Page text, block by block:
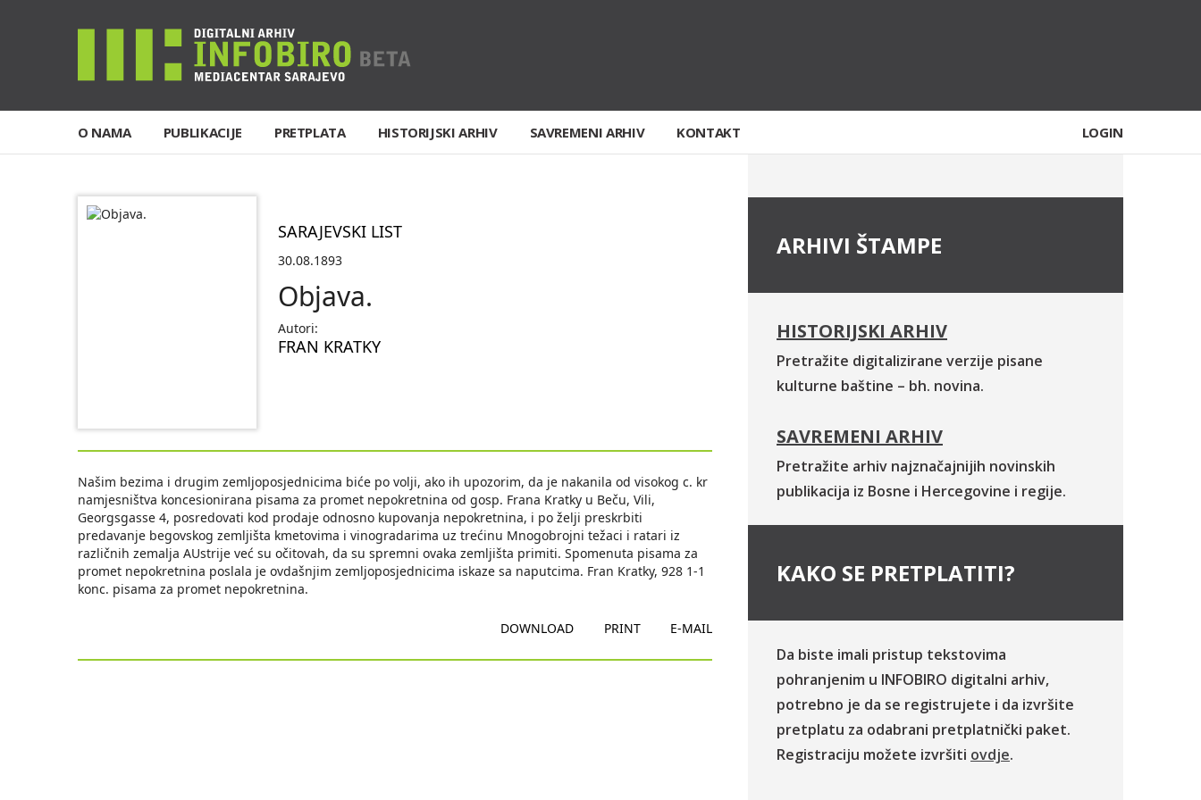
O NAMA PUBLIKACIJE PRETPLATA HISTORIJSKI ARHIV SAVREMENI ARHIV KONTAKT LOGIN
SARAJEVSKI LIST
30.08.1893
Objava.
Autori:
FRAN KRATKY
Našim bezima i drugim zemljoposjednicima biće po volji, ako ih upozorim, da je nakanila od visokog c. kr
namjesništva koncesionirana pisama za promet nepokretnina od gosp. Frana Kratky u Beču, Vili,
Georgsgasse 4, posredovati kod prodaje odnosno kupovanja nepokretnina, i po želji preskrbiti
predavanje begovskog zemljišta kmetovima i vinogradarima uz trećinu Mnogobrojni težaci i ratari iz
različnih zemalja AUstrije već su očitovah, da su spremni ovaka zemljišta primiti. Spomenuta pisama za
promet nepokretnina poslala je ovdašnjim zemljoposjednicima iskaze sa naputcima. Fran Kratky, 928 1-1
konc. pisama za promet nepokretnina.
DOWNLOAD PRINT E-MAIL
ARHIVI ŠTAMPE
HISTORIJSKI ARHIV
Pretražite digitalizirane verzije pisane
kulturne baštine – bh. novina.
SAVREMENI ARHIV
Pretražite arhiv najznačajnijih novinskih
publikacija iz Bosne i Hercegovine i regije.
KAKO SE PRETPLATITI?
Da biste imali pristup tekstovima
pohranjenim u INFOBIRO digitalni arhiv,
potrebno je da se registrujete i da izvršite
pretplatu za odabrani pretplatnički paket.
Registraciju možete izvršiti ovdje.